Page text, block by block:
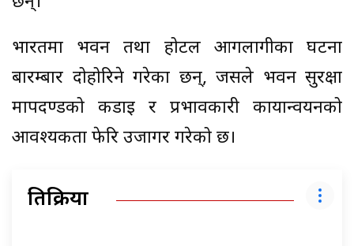
भारतमा भवन तथा होटल आगलागीका घटना
बारम्बार दोहोरिने गरेका छन्, जसले भवन सुरक्षा
मापदण्डको कडाइ र प्रभावकारी कार्यान्वयनको
आवश्यकता फेरि उजागर गरेको छ।
प्रतिक्रिया